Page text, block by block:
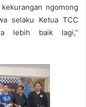
ngomong
selaku Ketua TCC
lebih baik lagi,”